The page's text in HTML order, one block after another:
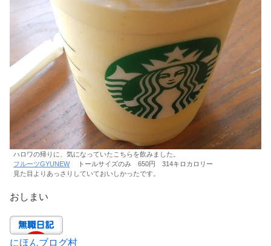
ハロワの帰りに、気になっていたこちらを飲みました。
フルーツGYUNEWトールサイズのみ 650円 314キロカロリー
見た目よりあっさりしていておいしかったです。
おしまい
にほんブログ村